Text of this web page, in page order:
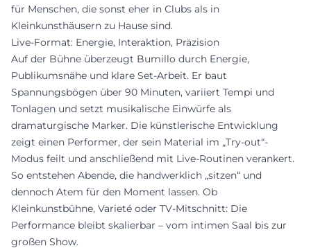
für Menschen, die sonst eher in Clubs als in
Kleinkunsthäusern zu Hause sind.
Live-Format: Energie, Interaktion, Präzision
Auf der Bühne überzeugt Bumillo durch Energie,
Publikumsnähe und klare Set-Arbeit. Er baut
Spannungsbögen über 90 Minuten, variiert Tempi und
Tonlagen und setzt musikalische Einwürfe als
dramaturgische Marker. Die künstlerische Entwicklung
zeigt einen Performer, der sein Material im „Try-out“-
Modus feilt und anschließend mit Live-Routinen verankert.
So entstehen Abende, die handwerklich „sitzen“ und
dennoch Atem für den Moment lassen. Ob
Kleinkunstbühne, Varieté oder TV-Mitschnitt: Die
Performance bleibt skalierbar – vom intimen Saal bis zur
großen Show.